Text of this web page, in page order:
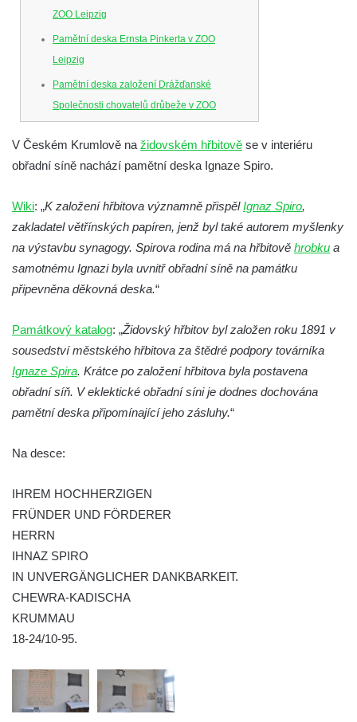
ZOO Leipzig
Pamětní deska Ernsta Pinkerta v ZOO
Leipzig
Pamětní deska založení Drážďanské
Společnosti chovatelů drůbeže v ZOO
Dresden
Pamětní deska Josefa Hory na jeho rodném
domě v Dobříni
Česká pamětní deska Johanna Wolfganga
von Goethe na hradě Hasištejn
Německá pamětní deska Johanna
Pamětní deska Ondřeje Hese severně od
Mezné
Pamětní deska Giacoma Casanovy de
Seingalt na zámeckém nádvoří v Duchcově
Pamětní deska Heinricha Banka na domě
Mikovce na domě čp. 181 ve Sloupu v
Čechách
Pamětní deska Josefa Jaroslava Kaliny na
domě čp. 109 v Kalinově ulici v Novém
Boru
Pamětní deska Václava Františka
Červeného na domě ve Starodubečské ulici
v Praze Dubeč
křižovatce Školní a Horské ulice v Trutnově
Pamětní deska Jaroslava Třešňáka v
V Českém Krumlově na židovském hřbitově se v interiéru
obřadní síně nachází pamětní deska Ignaze Spiro.
Wiki: „K založení hřbitova významně přispělIgnaz Spiro,
zakladatel větřínských papíren, jenž byl také autorem myšlenky
na výstavbu synagogy. Spirova rodina má na hřbitově hrobku a
samotnému Ignazi byla uvnitř obřadní síně na památku
připevněna děkovná deska.“
Památkový katalog: „Židovský hřbitov byl založen roku 1891 v
sousedství městského hřbitova za štědré podpory továrníka
Ignaze Spira. Krátce po založení hřbitova byla postavena
obřadní síň. V eklektické obřadní síni je dodnes dochována
pamětní deska připomínající jeho zásluhy.“
Na desce:
IHREM HOCHHERZIGEN
FRÜNDER UND FÖRDERER
HERRN
IHNAZ SPIRO
IN UNVERGÄNGLICHER DANKBARKEIT.
CHEWRA-KADISCHA
KRUMMAU
18-24/10-95.